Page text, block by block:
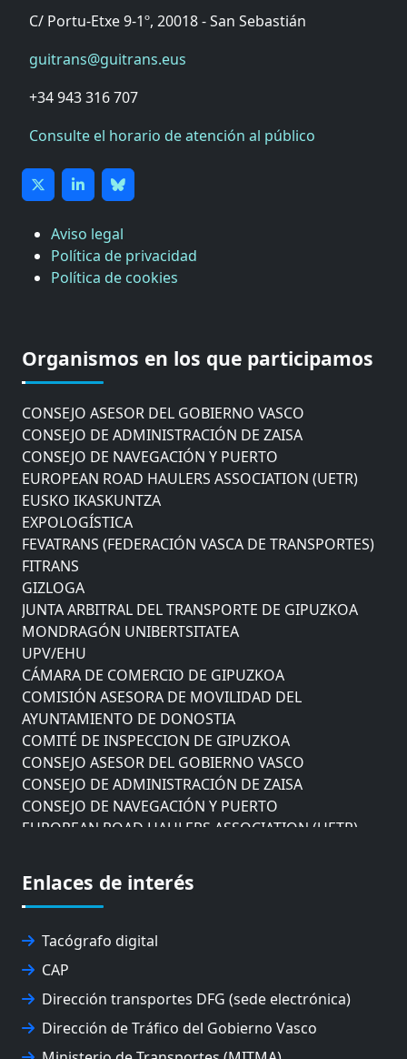
C/ Portu-Etxe 9-1º, 20018 - San Sebastián
guitrans@guitrans.eus
+34 943 316 707
Consulte el horario de atención al público
Aviso legal
Política de privacidad
Política de cookies
Organismos en los que participamos
AYUNTAMIENTO DE DONOSTIA
COMITÉ DE INSPECCION DE GIPUZKOA
CONSEJO ASESOR DEL GOBIERNO VASCO
CONSEJO DE ADMINISTRACIÓN DE ZAISA
CONSEJO DE NAVEGACIÓN Y PUERTO
EUROPEAN ROAD HAULERS ASSOCIATION (UETR)
EUSKO IKASKUNTZA
EXPOLOGÍSTICA
FEVATRANS (FEDERACIÓN VASCA DE TRANSPORTES)
FITRANS
GIZLOGA
JUNTA ARBITRAL DEL TRANSPORTE DE GIPUZKOA
MONDRAGÓN UNIBERTSITATEA
UPV/EHU
CÁMARA DE COMERCIO DE GIPUZKOA
COMISIÓN ASESORA DE MOVILIDAD DEL
AYUNTAMIENTO DE DONOSTIA
COMITÉ DE INSPECCION DE GIPUZKOA
CONSEJO ASESOR DEL GOBIERNO VASCO
CONSEJO DE ADMINISTRACIÓN DE ZAISA
CONSEJO DE NAVEGACIÓN Y PUERTO
EUROPEAN ROAD HAULERS ASSOCIATION (UETR)
FEVATRANS (FEDERACIÓN VASCA DE TRANSPORTES)
FITRANS
GIZLOGA
JUNTA ARBITRAL DEL TRANSPORTE DE GIPUZKOA
MONDRAGÓN UNIBERTSITATEA
UPV/EHU
Enlaces de interés
Tacógrafo digital
CAP
Dirección transportes DFG (sede electrónica)
Dirección de Tráfico del Gobierno Vasco